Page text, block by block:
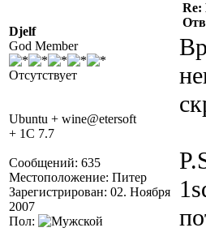
Djelf
God Member
Отсутствует
Ubuntu + wine@etersoft
+ 1C 7.7
Сообщений: 635
Местоположение: Питер
Зарегистрирован: 02. Ноября
2007
Пол:
Re: